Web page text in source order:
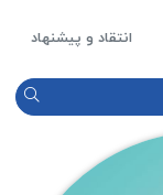
انتقاد و پیشنهاد